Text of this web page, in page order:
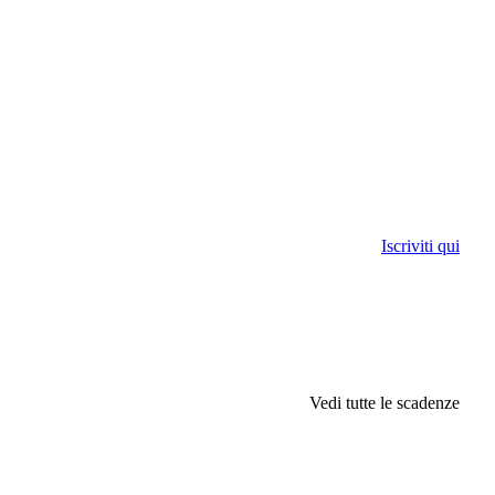
Iscriviti qui
Vedi tutte le scadenze